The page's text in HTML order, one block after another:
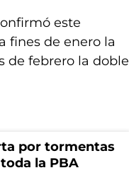
este
fines de enero la
de febrero la doble
por tormentas
la PBA